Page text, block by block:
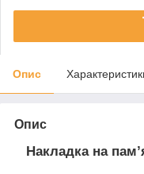
Опис
Опис
Накладка на